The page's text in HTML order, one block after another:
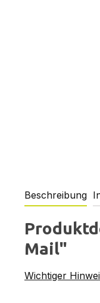
Beschreibung
Mail"
Wichtiger